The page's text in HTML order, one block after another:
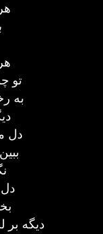
تو
به
دل
دیگه